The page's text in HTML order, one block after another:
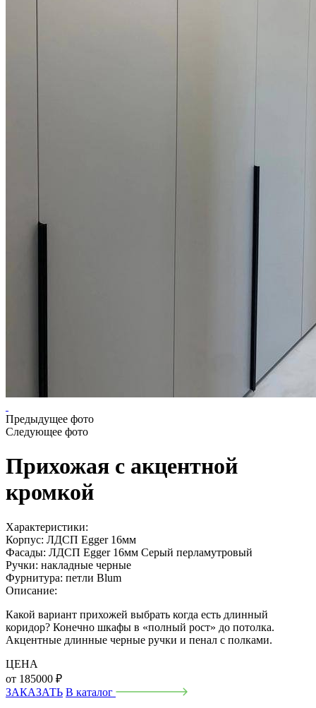
Предыдущее фото
Следующее фото
Прихожая с акцентной
кромкой
Характеристики:
Корпус: ЛДСП Egger 16мм
Фасады: ЛДСП Egger 16мм Серый перламутровый
Ручки: накладные черные
Фурнитура: петли Blum
Описание:
Какой вариант прихожей выбрать когда есть длинный
коридор? Конечно шкафы в «полный рост» до потолка.
Акцентные длинные черные ручки и пенал с полками.
ЦЕНА
от 185000 ₽
ЗАКАЗАТЬ В каталог